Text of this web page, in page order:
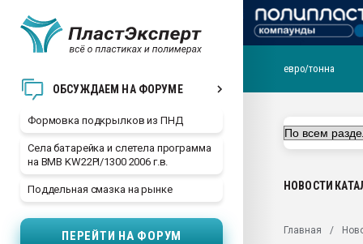
ОБСУЖДАЕМ НА ФОРУМЕ
Формовка подкрылков из ПНД
Села батарейка и слетела программа
на BMB KW22PI/1300 2006 г.в.
Поддельная смазка на рынке
ПЕРЕЙТИ НА ФОРУМ
29.07.2026 ФРП помог
Вакуум-формовочные
евро/тонна
НОВОСТИ
Главная